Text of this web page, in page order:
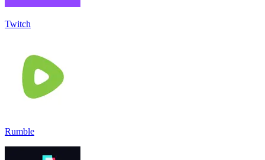
Twitch
Rumble